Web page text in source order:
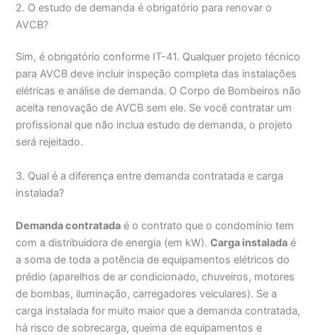
2. O estudo de demanda é obrigatório para renovar o
AVCB?
Sim, é obrigatório conforme IT-41. Qualquer projeto técnico
para AVCB deve incluir inspeção completa das instalações
elétricas e análise de demanda. O Corpo de Bombeiros não
aceita renovação de AVCB sem ele. Se você contratar um
profissional que não inclua estudo de demanda, o projeto
será rejeitado.
3. Qual é a diferença entre demanda contratada e carga
instalada?
Demanda contratada é o contrato que o condomínio tem
com a distribuidora de energia (em kW).Carga instalada é
a soma de toda a potência de equipamentos elétricos do
prédio (aparelhos de ar condicionado, chuveiros, motores
de bombas, iluminação, carregadores veiculares). Se a
carga instalada for muito maior que a demanda contratada,
há risco de sobrecarga, queima de equipamentos e